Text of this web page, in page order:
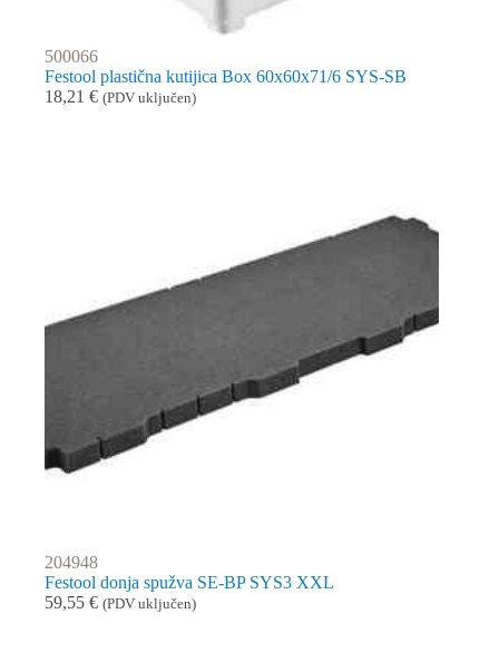
500066
Festool plastična kutijica Box 60x60x71/6 SYS-SB
18,21 € (PDV uključen)
204948
Festool donja spužva SE-BP SYS3 XXL
59,55 € (PDV uključen)